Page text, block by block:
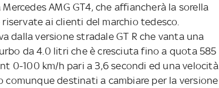
AMG GT4, che affiancherà la sorella
ai clienti del marchio tedesco.
dalla versione stradale GT R che vanta una
da 4.0 litri che è cresciuta fino a quota 585
0-100 km/h pari a 3,6 secondi ed una velocità
comunque destinati a cambiare per la versione